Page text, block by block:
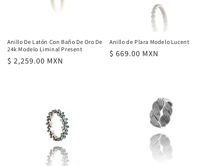
Anillo De Latón Con Baño De Oro De
24k Modelo Liminal Present
Precio
$ 2,259.00 MXN
Anillo de Plara Modelo Lucent
Precio
$ 669.00 MXN